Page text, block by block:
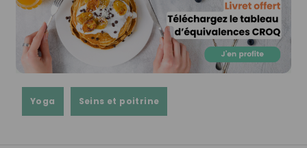
Yoga Seins et poitrine